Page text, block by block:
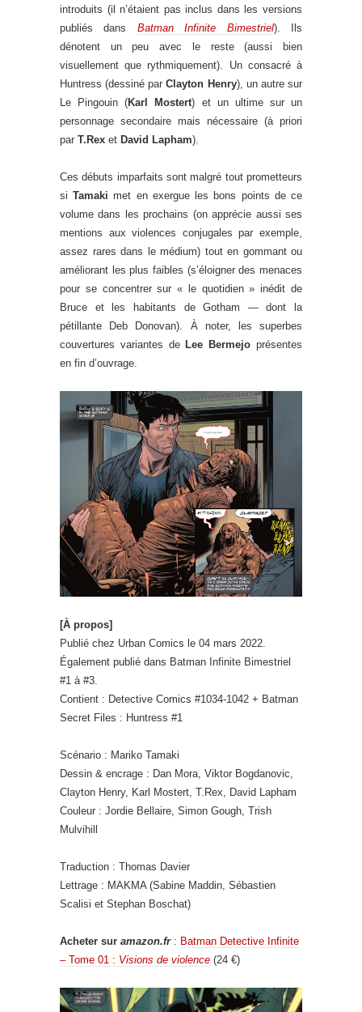
introduits (il n’étaient pas inclus dans les versions
publiés dans Batman Infinite Bimestriel). Ils
dénotent un peu avec le reste (aussi bien
visuellement que rythmiquement). Un consacré à
Huntress (dessiné parClayton Henry), un autre sur
Le Pingouin (Karl Mostert) et un ultime sur un
personnage secondaire mais nécessaire (à priori
par T.Rex et David Lapham).
Ces débuts imparfaits sont malgré tout prometteurs
siTamaki met en exergue les bons points de ce
volume dans les prochains (on apprécie aussi ses
mentions aux violences conjugales par exemple,
assez rares dans le médium) tout en gommant ou
améliorant les plus faibles (s’éloigner des menaces
pour se concentrer sur « le quotidien » inédit de
Bruce et les habitants de Gotham — dont la
pétillante Deb Donovan). À noter, les superbes
couvertures variantes deLee Bermejo présentes
en fin d’ouvrage.
[À propos]
Publié chez Urban Comics le 04 mars 2022.
Également publié dans Batman Infinite Bimestriel
#1 à #3.
Contient : Detective Comics #1034-1042 + Batman
Secret Files : Huntress #1
Scénario : Mariko Tamaki
Dessin & encrage : Dan Mora, Viktor Bogdanovic,
Clayton Henry, Karl Mostert, T.Rex, David Lapham
Couleur : Jordie Bellaire, Simon Gough, Trish
Mulvihill
Traduction : Thomas Davier
Lettrage : MAKMA (Sabine Maddin, Sébastien
Scalisi et Stephan Boschat)
Acheter sur amazon.fr: Batman Detective Infinite
– Tome 01 : Visions de violence (24 €)